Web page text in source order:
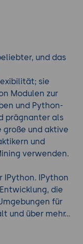
und das
sie
Modulen zur
und Python-
prägnanter als
große und aktive
und
verwenden.
IPython. IPython
die
für
und über mehr
verfügt.